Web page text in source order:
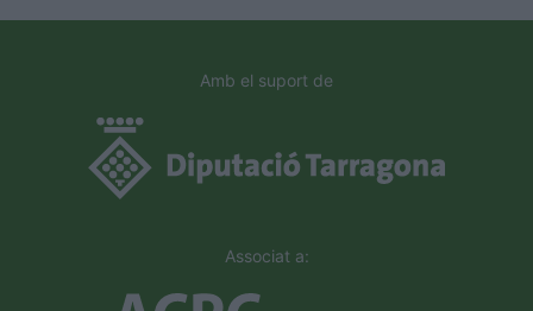
Amb el suport de
Associat a: